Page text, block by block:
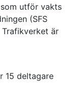
som utför vakts
(SFS
Trafikverket är
15 deltagare